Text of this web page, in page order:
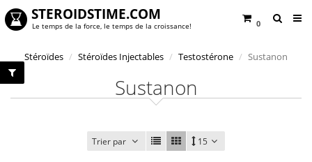
0
STEROIDSTIME.COM
Le temps de la force, le temps de la croissance!
Stéroïdes Stéroïdes Injectables Testostérone Sustanon
Sustanon
Trier par 15